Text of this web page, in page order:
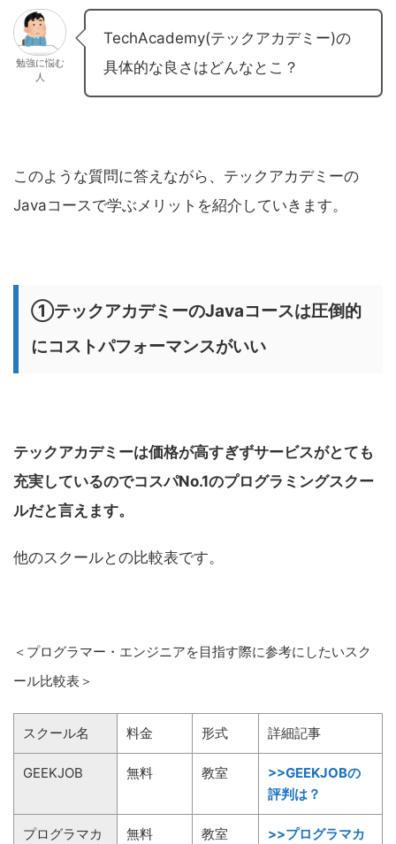
勉強に悩む
人
TechAcademy(テックアカデミー)の
具体的な良さはどんなとこ？
このような質問に答えながら、テックアカデミーの
Javaコースで学ぶメリットを紹介していきます。
①テックアカデミーのJavaコースは圧倒的
にコストパフォーマンスがいい
テックアカデミーは価格が高すぎずサービスがとても
充実しているのでコスパNo.1のプログラミングスクー
ルだと言えます。
他のスクールとの比較表です。
＜プログラマー・エンジニアを目指す際に参考にしたいスク
ール比較表＞
スクール名 料金 形式 詳細記事
GEEKJOB 無料 教室
>>GEEKJOBの
評判は？
プログラマカ
無料 教室
>>プログラマカ